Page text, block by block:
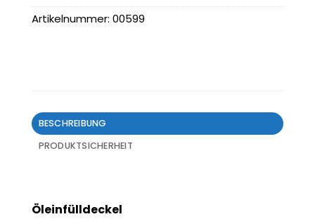
Artikelnummer: 00599
BESCHREIBUNG
PRODUKTSICHERHEIT
Öleinfülldeckel